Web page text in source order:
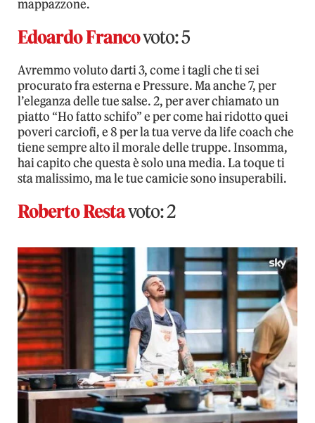
mappazzone.
Edoardo Francovoto: 5
Avremmo voluto darti 3, come i tagli che ti sei
procurato fra esterna e Pressure. Ma anche 7, per
l’eleganza delle tue salse. 2, per aver chiamato un
piatto “Ho fatto schifo” e per come hai ridotto quei
poveri carciofi, e 8 per la tua verve da life coach che
tiene sempre alto il morale delle truppe. Insomma,
hai capito che questa è solo una media. La toque ti
sta malissimo, ma le tue camicie sono insuperabili.
Roberto Restavoto: 2